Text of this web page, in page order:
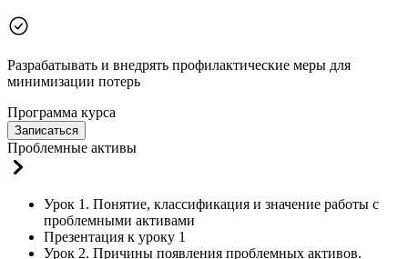
Разрабатывать и внедрять профилактические меры для
минимизации потерь
Программа курса
Записаться
Проблемные активы
Урок 1. Понятие, классификация и значение работы с
проблемными активами
Презентация к уроку 1
Урок 2. Причины появления проблемных активов.